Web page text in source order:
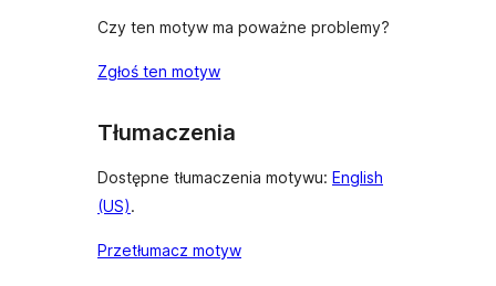
Czy ten motyw ma poważne problemy?
Zgłoś ten motyw
Tłumaczenia
Dostępne tłumaczenia motywu: English
(US).
Przetłumacz motyw